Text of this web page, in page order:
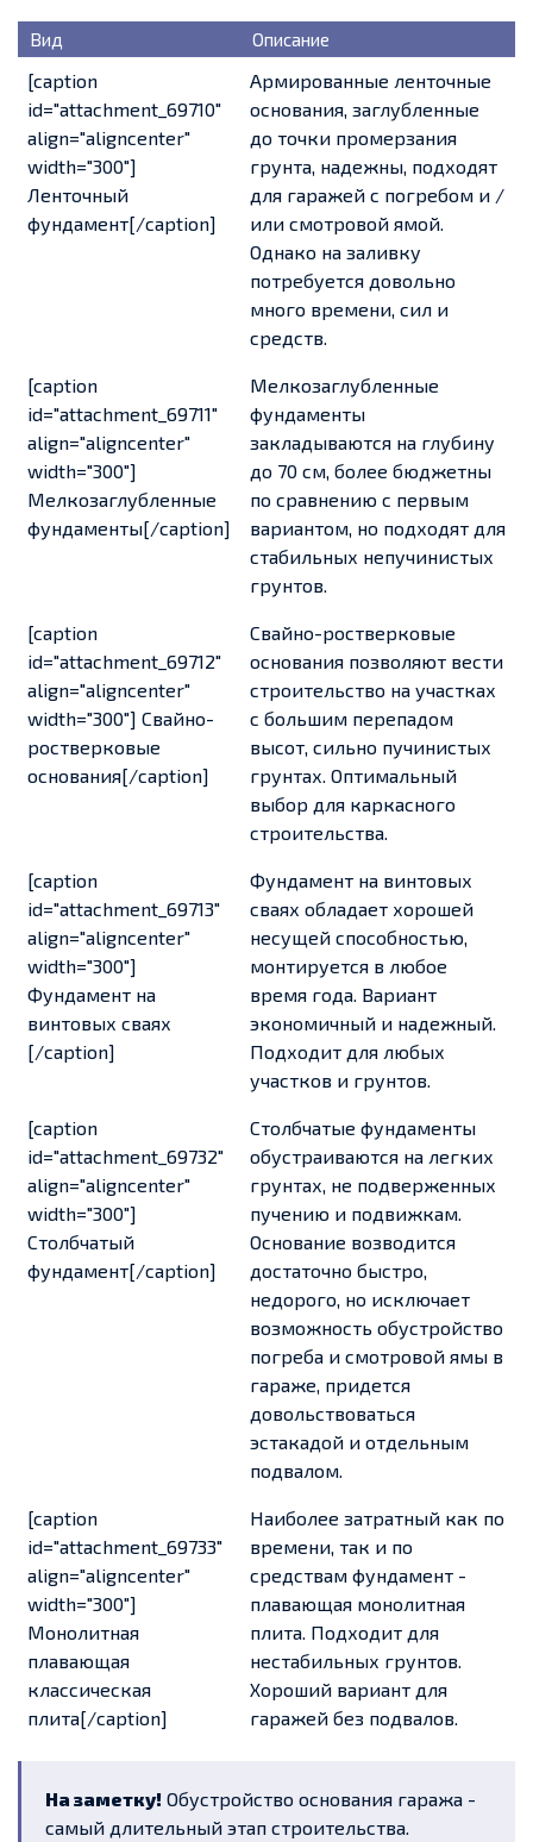
Вид Описание
[caption
id="attachment_69710"
align="aligncenter"
width="300"]
Ленточный
фундамент[/caption]
Армированные ленточные
основания, заглубленные
до точки промерзания
грунта, надежны, подходят
для гаражей с погребом и /
или смотровой ямой.
Однако на заливку
потребуется довольно
много времени, сил и
средств.
[caption
id="attachment_69711"
align="aligncenter"
width="300"]
Мелкозаглубленные
фундаменты[/caption]
Мелкозаглубленные
фундаменты
закладываются на глубину
до 70 см, более бюджетны
по сравнению с первым
вариантом, но подходят для
стабильных непучинистых
грунтов.
[caption
id="attachment_69712"
align="aligncenter"
width="300"] Свайно-
ростверковые
основания[/caption]
Свайно-ростверковые
основания позволяют вести
строительство на участках
с большим перепадом
высот, сильно пучинистых
грунтах. Оптимальный
выбор для каркасного
строительства.
[caption
id="attachment_69713"
align="aligncenter"
width="300"]
Фундамент на
винтовых сваях
[/caption]
Фундамент на винтовых
сваях обладает хорошей
несущей способностью,
монтируется в любое
время года. Вариант
экономичный и надежный.
Подходит для любых
участков и грунтов.
[caption
id="attachment_69732"
align="aligncenter"
width="300"]
Столбчатый
фундамент[/caption]
Столбчатые фундаменты
обустраиваются на легких
грунтах, не подверженных
пучению и подвижкам.
Основание возводится
достаточно быстро,
недорого, но исключает
возможность обустройство
погреба и смотровой ямы в
гараже, придется
довольствоваться
эстакадой и отдельным
подвалом.
[caption
id="attachment_69733"
align="aligncenter"
width="300"]
Монолитная
плавающая
классическая
плита[/caption]
Наиболее затратный как по
времени, так и по
средствам фундамент -
плавающая монолитная
плита. Подходит для
нестабильных грунтов.
Хороший вариант для
гаражей без подвалов.
На заметку! Обустройство основания гаража -
самый длительный этап строительства.